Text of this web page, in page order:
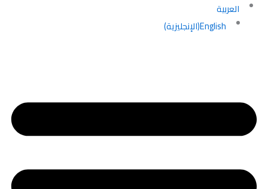
العربية
English
(الإنجليزية)